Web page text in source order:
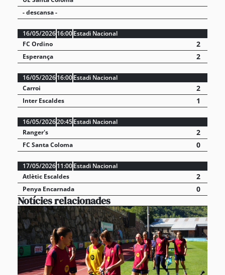
- descansa -
16/05/202616:00Estadi Nacional
FC Ordino
2
Esperança 2
16/05/202616:00Estadi Nacional
Carroi
2
Inter Escaldes 1
16/05/202620:45Estadi Nacional
Ranger's
2
FC Santa Coloma 0
17/05/202611:00Estadi Nacional
Atlètic Escaldes
2
Penya Encarnada 0
Notícies relacionades